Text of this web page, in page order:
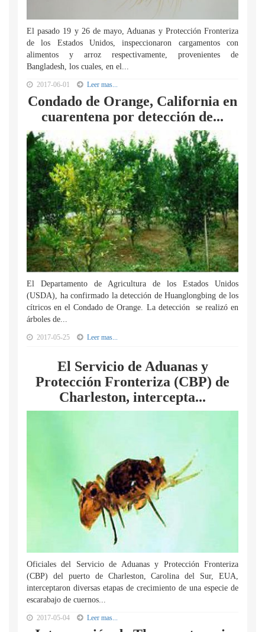
El pasado 19 y 26 de mayo, Aduanas y Protección Fronteriza
de los Estados Unidos, inspeccionaron cargamentos con
alimentos y arroz respectivamente, provenientes de
Bangladesh, los cuales, en el...
2017-06-01 Leer mas...
Condado de Orange, California en
cuarentena por detección de...
El Departamento de Agricultura de los Estados Unidos
(USDA), ha confirmado la detección de Huanglongbing de los
cítricos en el Condado de Orange. La detección se realizó en
árboles de...
2017-05-25 Leer mas...
El Servicio de Aduanas y
Protección Fronteriza (CBP) de
Charleston, intercepta...
Oficiales del Servicio de Aduanas y Protección Fronteriza
(CBP) del puerto de Charleston, Carolina del Sur, EUA,
interceptaron diversas etapas de crecimiento de una especie de
escarabajo de cuernos...
2017-05-04 Leer mas...